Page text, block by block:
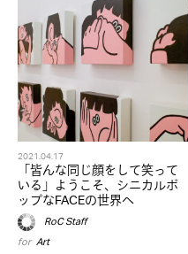
2021.04.17
「皆んな同じ顔をして笑って
いる」ようこそ、シニカルポ
ップなFACEの世界へ
RoC Staff
for Art